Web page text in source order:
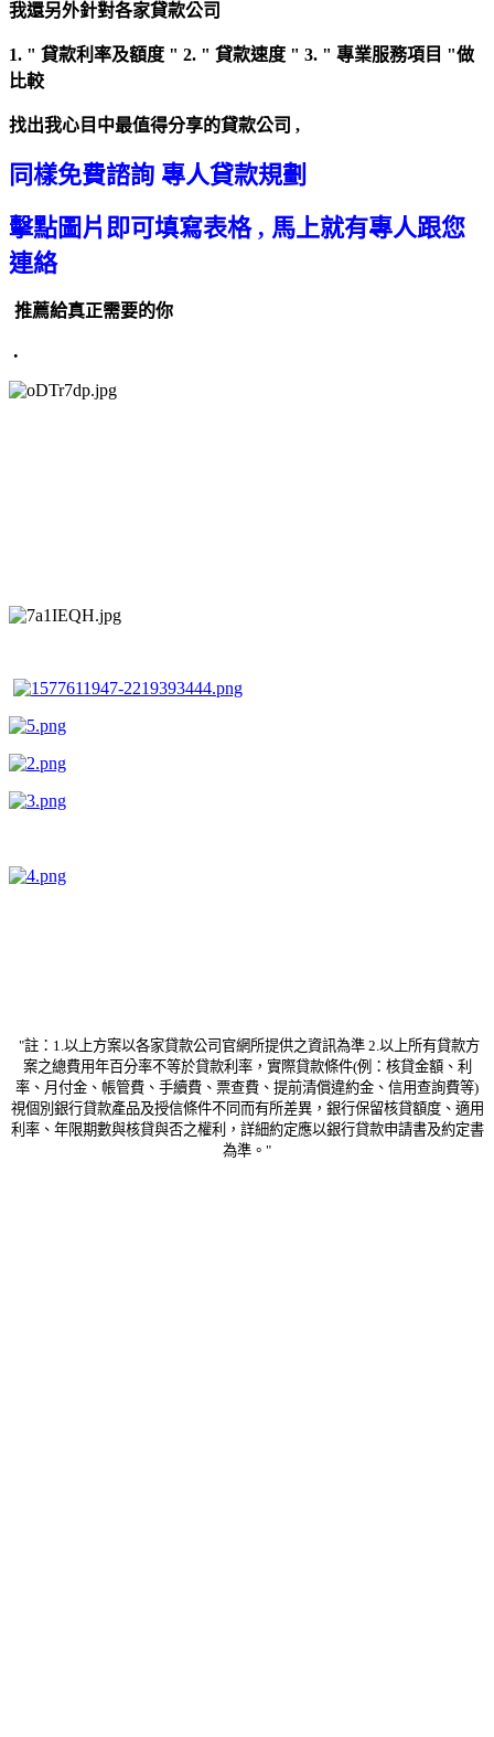
我還另外針對各家貸款公司
1. " 貸款利率及額度 " 2. " 貸款速度 " 3. " 專業服務項目 "做
比較
找出我心目中最值得分享的貸款公司 ,
同樣免費諮詢 專人貸款規劃
擊點圖片即可填寫表格 , 馬上就有專人跟您
連絡
推薦給真正需要的你
.
"註：1.以上方案以各家貸款公司官網所提供之資訊為準 2.以上所有貸款方
案之總費用年百分率不等於貸款利率，實際貸款條件(例：核貸金額、利
率、月付金、帳管費、手續費、票查費、提前清償違約金、信用查詢費等)
視個別銀行貸款產品及授信條件不同而有所差異，銀行保留核貸額度、適用
利率、年限期數與核貸與否之權利，詳細約定應以銀行貸款申請書及約定書
為準。"